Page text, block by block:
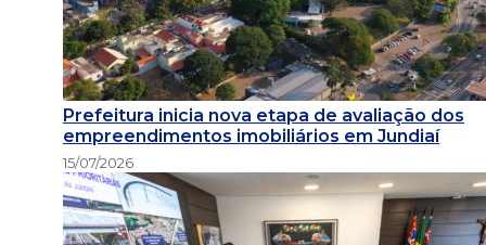
Prefeitura inicia nova etapa de avaliação dos
empreendimentos imobiliários em Jundiaí
15/07/2026